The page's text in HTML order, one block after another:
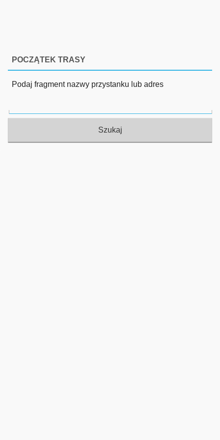
POCZĄTEK TRASY
Podaj fragment nazwy przystanku lub adres